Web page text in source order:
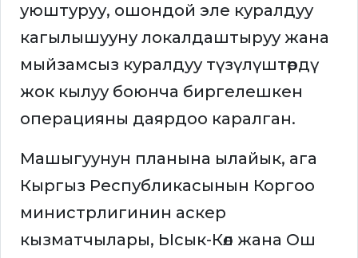
уюштуруу, ошондой эле куралдуу
кагылышууну локалдаштыруу жана
мыйзамсыз куралдуу түзүлүштөрдү
жок кылуу боюнча биргелешкен
операцияны даярдоо каралган.
Машыгуунун планына ылайык, ага
Кыргыз Республикасынын Коргоо
министрлигинин аскер
кызматчылары, Ысык-Көл жана Ош